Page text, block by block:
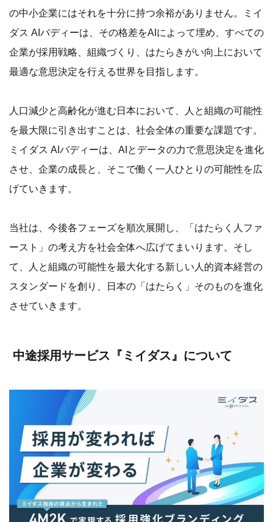
の中小企業にはそれを十分に持つ余裕がありません。ミイ
ダス AIバディーは、その格差をAIによって埋め、すべての
企業が採用戦略、組織づくり、はたらきがい向上において
最適な意思決定を行える世界を目指します。
人口減少と高齢化が進む日本において、人と組織の可能性
を最大限に引き出すことは、社会全体の重要な課題です。
ミイダス AIバディーは、AIとデータの力で意思決定を進化
させ、企業の成長と、そこで働く一人ひとりの可能性を広
げていきます。
当社は、今後各フェーズを順次展開し、「はたらく人ファ
ースト」の考え方を社会全体へ広げてまいります。そし
て、人と組織の可能性を最大化する新しい人的資本経営の
スタンダードを創り、日本の「はたらく」そのものを進化
させていきます。
中途採用サービス『ミイダス』について